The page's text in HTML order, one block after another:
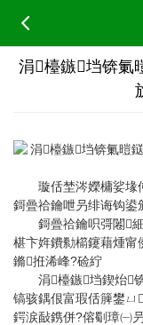

涓檯鏃垱锛氭
璇佸埜涔嬫槦娑堟
鎶曡祫鑰呭叧绯诲钩
鎶曡祫鑰呮彁闂細
椹卞姩鐨勬櫤鑳藉煄甯
鏅拰浠峰?硷紵
涓檯鏃垱鍥炲锛
镐骇鍝佷富瑕佸簲鐢ㄩ
鍔涙敮鎸併?傛劅璋㈠